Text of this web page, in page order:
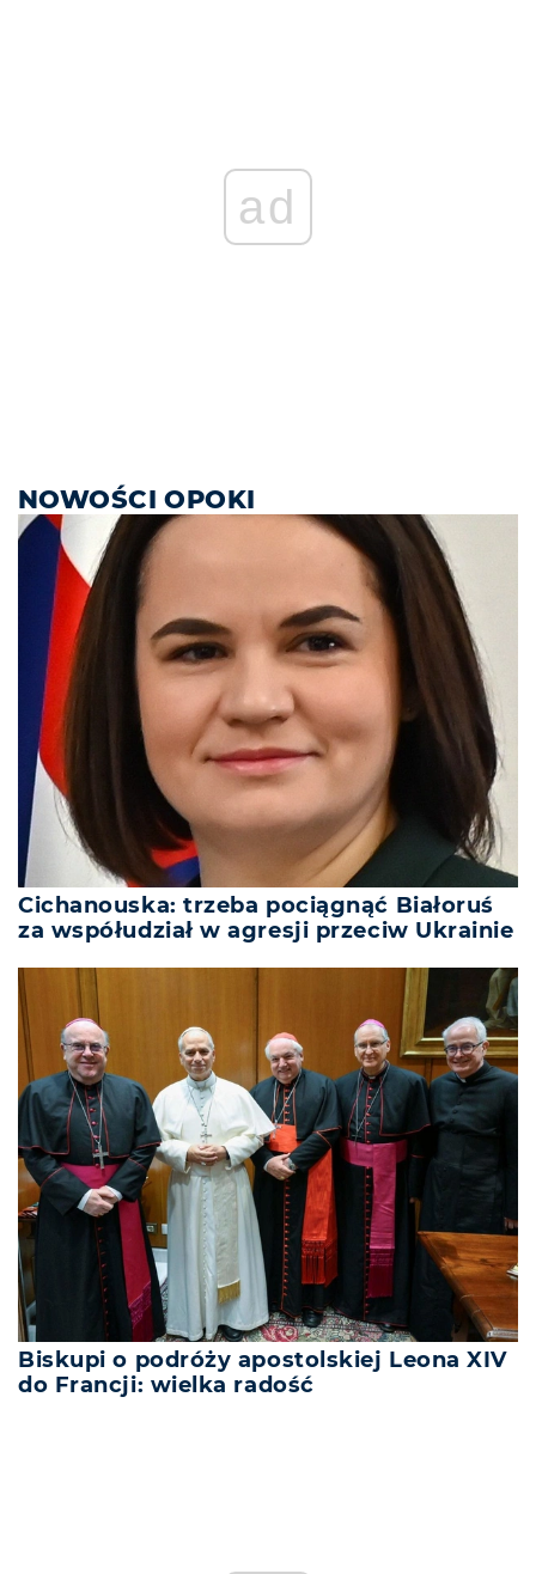
ad
NOWOŚCI OPOKI
Cichanouska: trzeba pociągnąć Białoruś
za współudział w agresji przeciw Ukrainie
Biskupi o podróży apostolskiej Leona XIV
do Francji: wielka radość